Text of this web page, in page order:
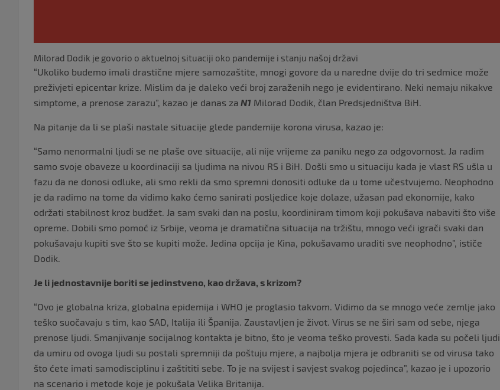
Milorad Dodik je govorio o aktuelnoj situaciji oko pandemije i stanju našoj državi
“Ukoliko budemo imali drastične mjere samozaštite, mnogi govore da u naredne dvije do tri sedmice može
preživjeti epicentar krize. Mislim da je daleko veći broj zaraženih nego je evidentirano. Neki nemaju nikakve
simptome, a prenose zarazu”, kazao je danas za N1 Milorad Dodik, član Predsjedništva BiH.
Na pitanje da li se plaši nastale situacije glede pandemije korona virusa, kazao je:
“Samo nenormalni ljudi se ne plaše ove situacije, ali nije vrijeme za paniku nego za odgovornost. Ja radim
samo svoje obaveze u koordinaciji sa ljudima na nivou RS i BiH. Došli smo u situaciju kada je vlast RS ušla u
fazu da ne donosi odluke, ali smo rekli da smo spremni donositi odluke da u tome učestvujemo. Neophodno
je da radimo na tome da vidimo kako ćemo sanirati posljedice koje dolaze, užasan pad ekonomije, kako
održati stabilnost kroz budžet. Ja sam svaki dan na poslu, koordiniram timom koji pokušava nabaviti što više
opreme. Dobili smo pomoć iz Srbije, veoma je dramatična situacija na tržištu, mnogo veći igrači svaki dan
pokušavaju kupiti sve što se kupiti može. Jedina opcija je Kina, pokušavamo uraditi sve neophodno”, ističe
Dodik.
Je li jednostavnije boriti se jedinstveno, kao država, s krizom?
“Ovo je globalna kriza, globalna epidemija i WHO je proglasio takvom. Vidimo da se mnogo veće zemlje jako
teško suočavaju s tim, kao SAD, Italija ili Španija. Zaustavljen je život. Virus se ne širi sam od sebe, njega
prenose ljudi. Smanjivanje socijalnog kontakta je bitno, što je veoma teško provesti. Sada kada su počeli ljudi
da umiru od ovoga ljudi su postali spremniji da poštuju mjere, a najbolja mjera je odbraniti se od virusa tako
što ćete imati samodisciplinu i zaštititi sebe. To je na svijest i savjest svakog pojedinca”, kazao je i upozorio
na scenario i metode koje je pokušala Velika Britanija.